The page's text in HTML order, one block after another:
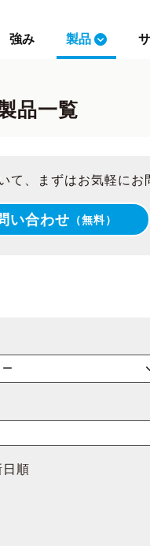
強み 製品
品一覧
強み 製品
て、まずはお気軽に
い合わせ （無料）
順